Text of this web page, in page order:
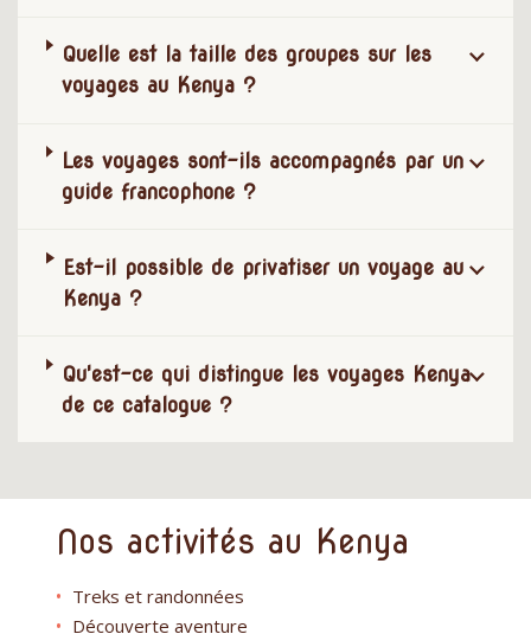
Quelle est la taille des groupes sur les
voyages au Kenya ?
Les voyages sont-ils accompagnés par un
guide francophone ?
Est-il possible de privatiser un voyage au
Kenya ?
Qu'est-ce qui distingue les voyages Kenya
de ce catalogue ?
Nos activités au Kenya
Treks et randonnées
Découverte aventure